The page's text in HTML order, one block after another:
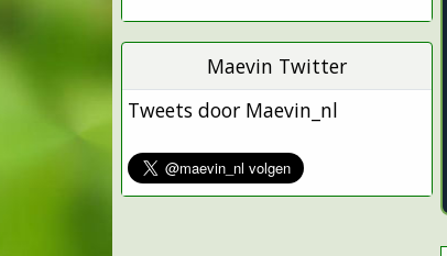
Maevin Twitter
Tweets door Maevin_nl